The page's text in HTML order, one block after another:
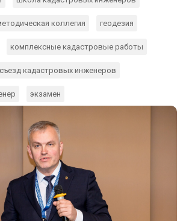
коллегия геодезия
комплексные кадастровые работы
съезд кадастровых инженеров
экзамен